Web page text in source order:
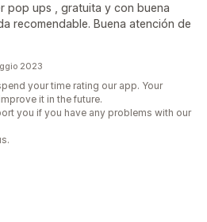
pop ups , gratuita y con buena
recomendable. Buena atención de
2023
your time rating our app. Your
it in the future.
you if you have any problems with our